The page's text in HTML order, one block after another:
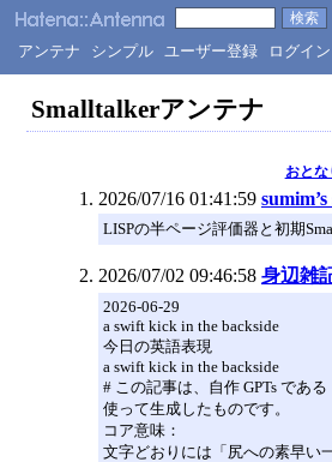
アンテナ シンプル ユーザー登録 ログイン
Smalltalkerアンテナ
おと
2026/07/16 01:41:59
LISPの半ページ評価器と初期
2026/07/02 09:46:58 身辺雑
2026-06-29
a swift kick in the backside
今日の英語表現
a swift kick in the backside
# この記事は、自作 GPTs であ
使って生成したものです。
コア意味：
文字どおりには「尻への素早い